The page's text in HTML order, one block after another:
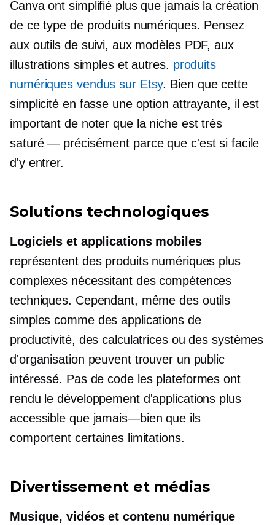
Canva ont simplifié plus que jamais la création
de ce type de produits numériques. Pensez
aux outils de suivi, aux modèles PDF, aux
illustrations simples et autres. produits
numériques vendus sur Etsy. Bien que cette
simplicité en fasse une option attrayante, il est
important de noter que la niche est très
saturé — précisément parce que c'est si facile
d'y entrer.
Solutions technologiques
Logiciels et applications mobiles
représentent des produits numériques plus
complexes nécessitant des compétences
techniques. Cependant, même des outils
simples comme des applications de
productivité, des calculatrices ou des systèmes
d'organisation peuvent trouver un public
intéressé. Pas de codeles plateformes ont
rendu le développement d'applications plus
accessible que jamais—bien que ils
comportent certaines limitations.
Divertissement et médias
Musique, vidéos et contenu numérique